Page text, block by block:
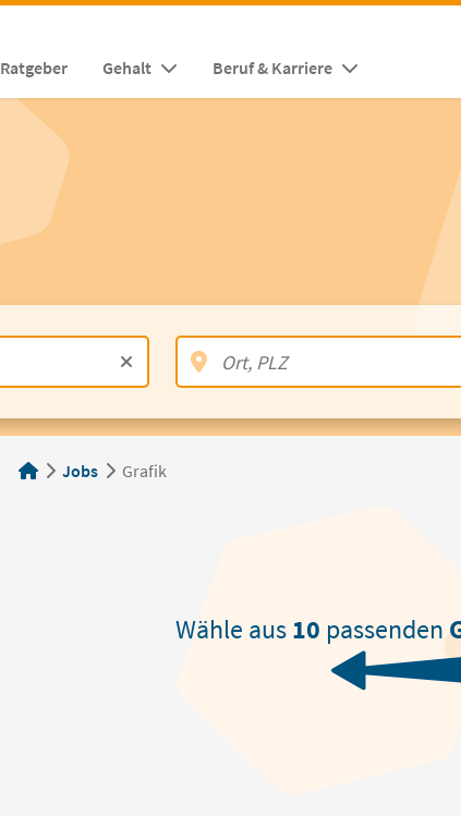
Ratgeber Gehalt Beruf & Karriere
Jobs Grafik
Wähle aus10 passenden